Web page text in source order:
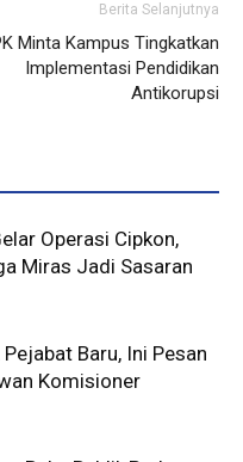
Berita Selanjutnya
Minta Kampus Tingkatkan
Implementasi Pendidikan
Antikorupsi
Operasi Cipkon,
Miras Jadi Sasaran
Baru, Ini Pesan
Komisioner